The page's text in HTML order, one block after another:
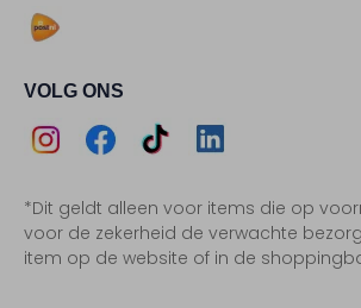
VOLG ONS
Instagram
Facebook
TikTokLinkedIn
*Dit geldt alleen voor items die op
voor de zekerheid de verwachte
item op de website of in de